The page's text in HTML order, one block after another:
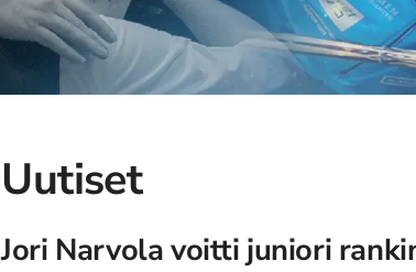
Uutiset
Jori Narvola voitti juniori